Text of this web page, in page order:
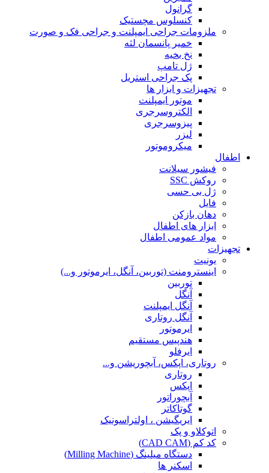
گرانول
کنسلوس مچستیک
ملزومات جراحی ایمپلنت و جراحی فک و صورت
خمیر پانسمان لثه
نخ بخیه
ژل تامپ
پک جراحی استریل
تجهیزات و ابزار ها
موتور ایمپلنت
الکتروسرجری
پیزوسرجری
لیزر
میکروموتور
اطفال
فیشور سیلانت
روکش SSC
ژل بی حسی
فایل
دهان بازکن
ابزار های اطفال
مواد عمومی اطفال
تجهیزات
یونیت
اینسترومنت (توربین، آنگل، ایرموتور و...)
توربین
آنگل
آنگل ایمپلنت
آنگل روتاری
ایرموتور
هندپیس مستقیم
ایرفلو
روتاری، اپکس، آبچوریشن و...
روتاری
اپکس
آبچوراتور
گوتاکاتر
ایریگیشن ، اولتراسونیک
اتوکلاو و پک
کد کم (CAD CAM)
دستگاه میلینگ (Milling Machine)
اسکنر ها